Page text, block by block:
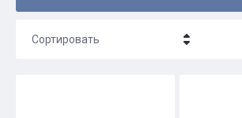
Сортировать